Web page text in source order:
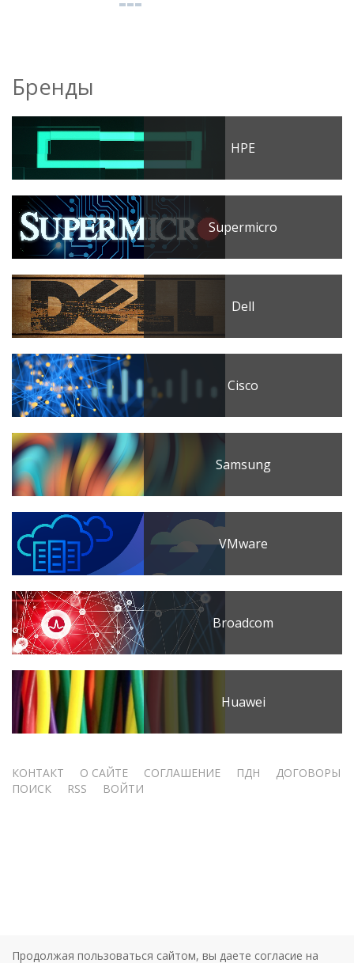
Бренды
HPE
Supermicro
Dell
Cisco
Samsung
VMware
Broadcom
Huawei
Меню
КОНТАКТ О САЙТЕ СОГЛАШЕНИЕ ПДН
ДОГОВОРЫ
ПОИСК
RSS ВОЙТИ
Продолжая пользоваться сайтом, вы даете согласие на